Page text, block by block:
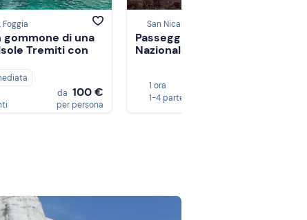
Foggia
gommone di una
Tremiti con
da 100 €
per persona
San Nicandro Garganico, Foggia
Passeggiata a cavallo nel Parco
Nazionale del Gargano
1 ora
1-4 partecipanti